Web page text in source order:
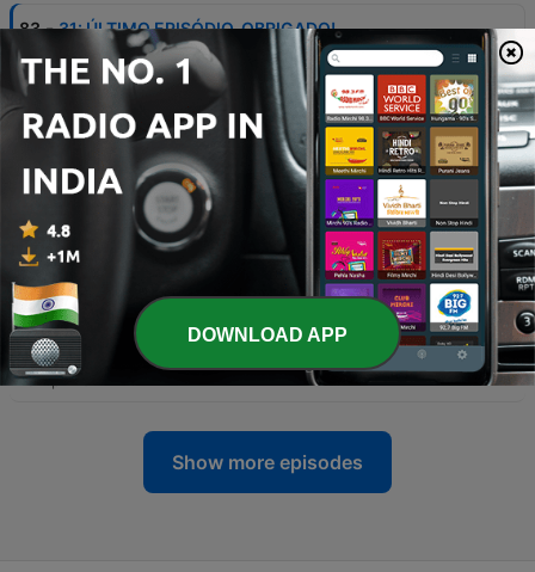
83 - 31: ÚLTIMO EPISÓDIO, OBRIGADO!
29 Apr 2022
30: Carnaval sem BBB!
25 Apr 2022
- 29: Especial PANTANAL com Renan Guerra
80 - 28 - A casa menos vigiada do Brasil! Jessi
eliminada.
18 Apr 2022
79 - 27: Falando de tudo MENOS bbb
15 Apr 2022
Show more episodes
DOWNLOAD APP